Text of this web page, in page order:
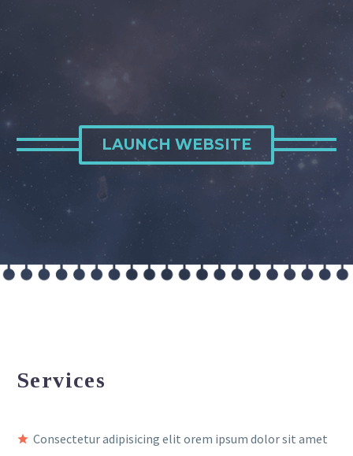
LAUNCH WEBSITE
Services
Consectetur adipisicing elit orem ipsum dolor sit amet